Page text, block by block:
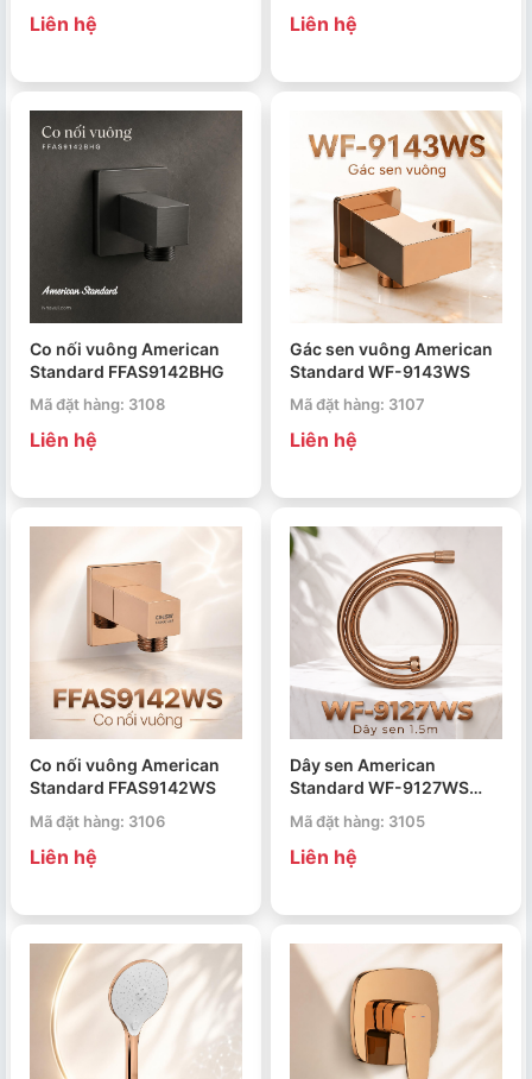
Liên hệ Liên hệ
Co nối vuông American
Standard FFAS9142BHG
Mã đặt hàng: 3108
Liên hệ
Gác sen vuông American
Standard WF-9143WS
Mã đặt hàng: 3107
Liên hệ
Co nối vuông American
Standard FFAS9142WS
Mã đặt hàng: 3106
Liên hệ
Dây sen American
Standard WF-9127WS
Mã đặt hàng: 3105
Liên hệ